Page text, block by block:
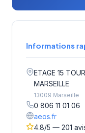
Informations
ETAGE 15
MARSEILLE
13009 Marseille
0 806 11 01 06
aeos.fr
4.8/5 — 201